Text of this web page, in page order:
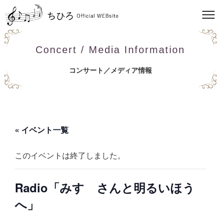
Concert / Media Information
コンサート／メディア情報
« イベント一覧
このイベントは終了しました。
Radio「みすゞさんと明るいほう
へ」